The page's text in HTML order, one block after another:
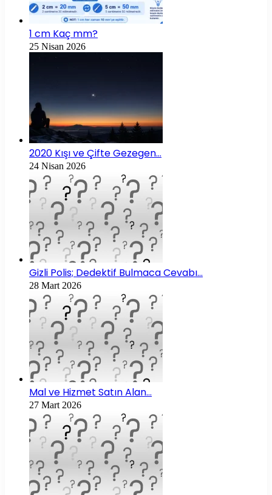
1 cm Kaç mm?
25 Nisan 2026
2020 Kışı ve Çifte Gezegen…
24 Nisan 2026
Gizli Polis; Dedektif Bulmaca Cevabı…
28 Mart 2026
Mal ve Hizmet Satın Alan…
27 Mart 2026